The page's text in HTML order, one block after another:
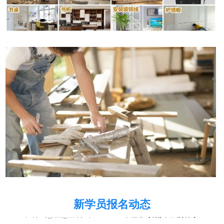
新学员报名动态
2026年8月8号_河南_韩同学（188****3629）报名:【装修木工培训班】